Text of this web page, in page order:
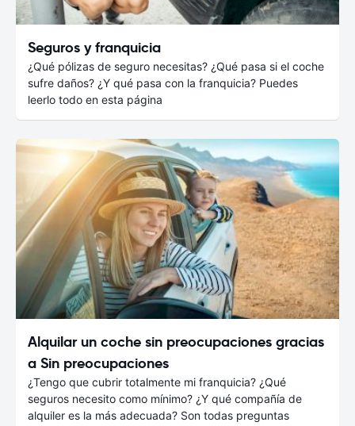
Seguros y franquicia
¿Qué pólizas de seguro necesitas? ¿Qué pasa si el coche
sufre daños? ¿Y qué pasa con la franquicia? Puedes
leerlo todo en esta página
Alquilar un coche sin preocupaciones gracias
a Sin preocupaciones
¿Tengo que cubrir totalmente mi franquicia? ¿Qué
seguros necesito como mínimo? ¿Y qué compañía de
alquiler es la más adecuada? Son todas preguntas